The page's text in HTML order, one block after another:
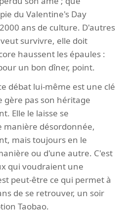
du Valentine's Day
ans de culture. D'autres
survivre, elle doit
haussent les épaules :
un bon dîner, point.
débat lui-même est une clé
gère pas son héritage
Elle le laisse se
manière désordonnée,
mais toujours en le
ou d'une autre. C'est
qui voudraient une
peut-être ce qui permet à
de se retrouver, un soir
Taobao.